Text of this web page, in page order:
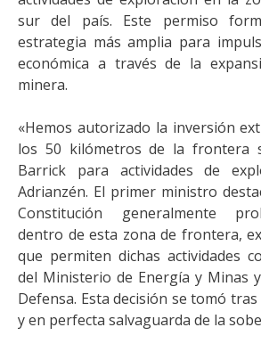
sur del país. Este permiso
estrategia más amplia para
económica a través de la
minera.
«Hemos autorizado la inversión
los 50 kilómetros de la frontera
Barrick para actividades de
Adrianzén. El primer ministro
Constitución generalmente
dentro de esta zona de frontera,
que permiten dichas actividades
del Ministerio de Energía y Minas
Defensa. Esta decisión se tomó
y en perfecta salvaguarda de la